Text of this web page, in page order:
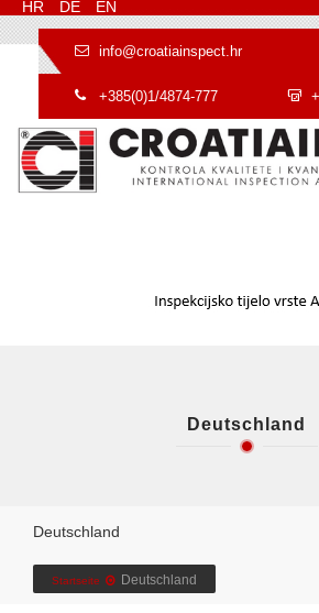
HR DE EN
info@croatiainspect.hr
+385(0)1/4874-777
Deutschland
Deutschland
Startseite Deutschland